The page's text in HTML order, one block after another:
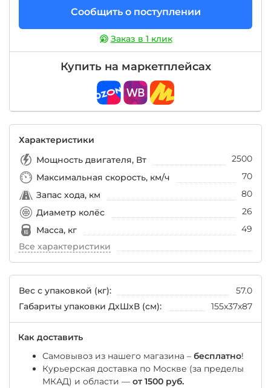
Сообщить о поступлении
Заказ в 1 клик
Купить на маркетплейсах
Характеристики
Мощность двигателя, Вт
2500
Максимальная скорость, км/ч
70
Запас хода, км
80
Диаметр колёс
26
Масса, кг
49
Все характеристики
Вес с упаковкой (кг):
57.0
Габариты упаковки ДхШхВ (см):
155x37x87
Как доставить
Самовывоз из нашего магазина – бесплатно!
Курьерская доставка по Москве (за пределы
МКАД) и области — от 1500 руб.